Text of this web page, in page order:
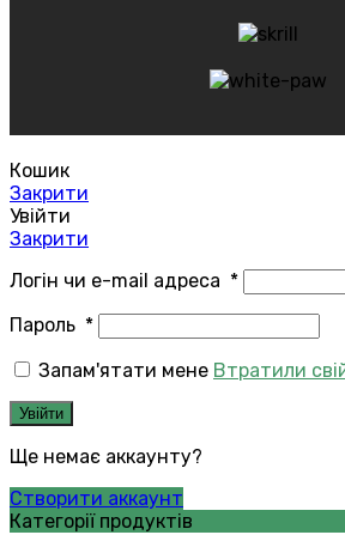
Кошик
Закрити
Увійти
Закрити
Логін чи e-mail адреса *
Пароль *
Запам'ятати мене Втратили
Увійти
Ще немає аккаунту?
Створити аккаунт
Категорії продуктів